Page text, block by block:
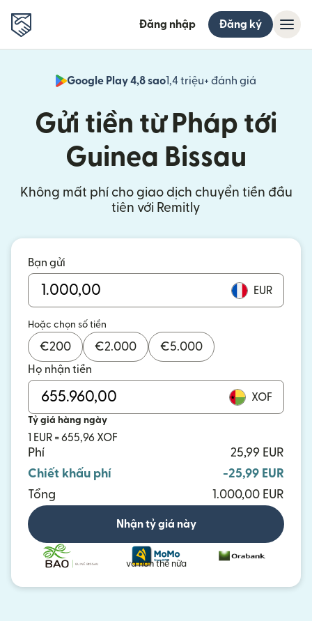
Đăng nhập Đăng ký
Google Play 4,8 sao1,4 triệu+ đánh giá
Gửi tiền từ Pháp tới
Guinea Bissau
Không mất phí cho giao dịch chuyển tiền đầu
tiên với Remitly
Bạn gửi
EUR
Hoặc chọn số tiền
€200 €2.000 €5.000
Họ nhận tiền
XOF
Tỷ giá hàng ngày
1 EUR = 655,96 XOF
Phí
25,99 EUR
Chiết khấu phí
-25,99 EUR
Tổng
1.000,00 EUR
Nhận tỷ giá này
và hơn thế nữa